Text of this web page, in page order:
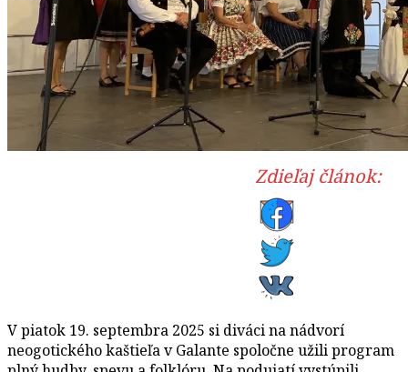
Zdieľaj článok:
V piatok 19. septembra 2025 si diváci na nádvorí
neogotického kaštieľa v Galante spoločne užili program